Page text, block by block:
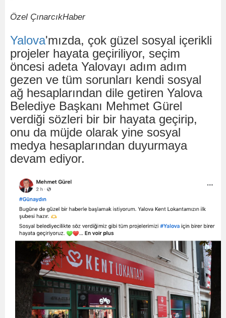
Özel ÇınarcıkHaber
Yalova'mızda, çok güzel sosyal içerikli
projeler hayata geçiriliyor, seçim
öncesi adeta Yalovayı adım adım
gezen ve tüm sorunları kendi sosyal
ağ hesaplarından dile getiren Yalova
Belediye Başkanı Mehmet Gürel
verdiği sözleri bir bir hayata geçirip,
onu da müjde olarak yine sosyal
medya hesaplarından duyurmaya
devam ediyor.